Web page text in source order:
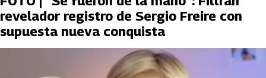
revelador registro de Sergio Freire con
supuesta nueva conquista